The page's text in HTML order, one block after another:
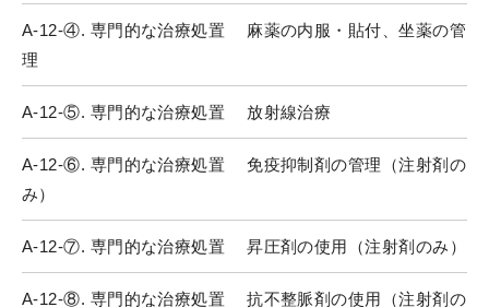
A-12-④. 専門的な治療処置 麻薬の内服・貼付、坐薬の管
理
A-12-⑤. 専門的な治療処置 放射線治療
A-12-⑥. 専門的な治療処置 免疫抑制剤の管理（注射剤の
み）
A-12-⑦. 専門的な治療処置 昇圧剤の使用（注射剤のみ）
A-12-⑧. 専門的な治療処置 抗不整脈剤の使用（注射剤の